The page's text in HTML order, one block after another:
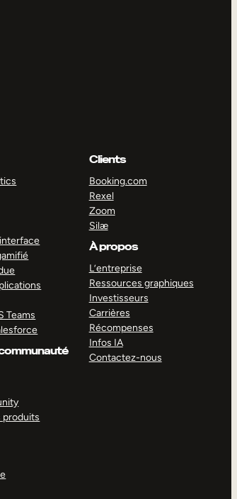
Teams
produits
Clients
Booking.com
Rexel
Zoom
Silæ
À propos
L’entreprise
Ressources graphiques
Investisseurs
Carrières
Récompenses
Infos IA
Contactez-nous